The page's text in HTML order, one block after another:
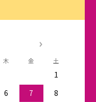
木 金 土
1
6 7
8